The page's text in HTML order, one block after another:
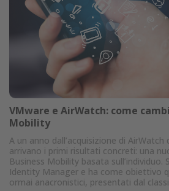
VMware e AirWatch: come
Mobility
A un anno dall’acquisizione di
arrivano i primi risultati concreti: una
Business Mobility basata sull’individuo.
Identity Manager e ha come obiettivo
ormai anacronistici, presentati dal